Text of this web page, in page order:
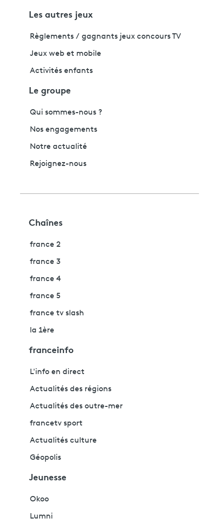
Les autres jeux
Règlements / gagnants jeux concours TV
Jeux web et mobile
Activités enfants
Le groupe
Qui sommes-nous ?
Nos engagements
Notre actualité
Rejoignez-nous
Chaînes
france 2
france 3
france 4
france 5
france tv slash
la 1ère
franceinfo
L'info en direct
Actualités des régions
Actualités des outre-mer
francetv sport
Actualités culture
Géopolis
Jeunesse
Okoo
Lumni